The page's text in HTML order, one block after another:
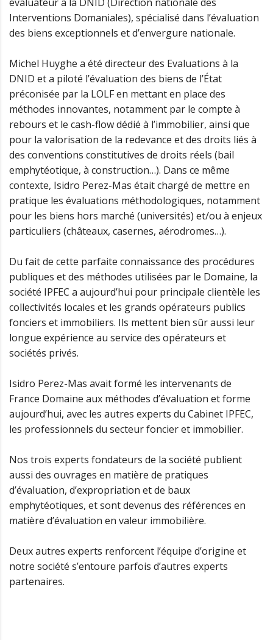
Interventions Domaniales), spécialisé dans l’évaluation
des biens exceptionnels et d’envergure nationale.
Michel Huyghe a été directeur des Evaluations à la
DNID et a piloté l’évaluation des biens de l’État
préconisée par la LOLF en mettant en place des
méthodes innovantes, notamment par le compte à
rebours et le cash-flow dédié à l’immobilier, ainsi que
pour la valorisation de la redevance et des droits liés à
des conventions constitutives de droits réels (bail
emphytéotique, à construction…). Dans ce même
contexte, Isidro Perez-Mas était chargé de mettre en
pratique les évaluations méthodologiques, notamment
pour les biens hors marché (universités) et/ou à enjeux
particuliers (châteaux, casernes, aérodromes…).
Du fait de cette parfaite connaissance des procédures
publiques et des méthodes utilisées par le Domaine, la
société IPFEC a aujourd’hui pour principale clientèle les
collectivités locales et les grands opérateurs publics
fonciers et immobiliers. Ils mettent bien sûr aussi leur
longue expérience au service des opérateurs et
sociétés privés.
Isidro Perez-Mas avait formé les intervenants de
France Domaine aux méthodes d’évaluation et forme
aujourd’hui, avec les autres experts du Cabinet IPFEC,
les professionnels du secteur foncier et immobilier.
Nos trois experts fondateurs de la société publient
aussi des ouvrages en matière de pratiques
d’évaluation, d’expropriation et de baux
emphytéotiques, et sont devenus des références en
matière d’évaluation en valeur immobilière.
Deux autres experts renforcent l’équipe d’origine et
notre société s’entoure parfois d’autres experts
partenaires.